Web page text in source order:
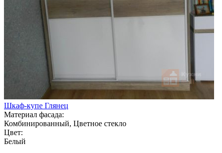
Шкаф-купе Глянец
Материал фасада:
Комбинированный, Цветное стекло
Цвет:
Белый